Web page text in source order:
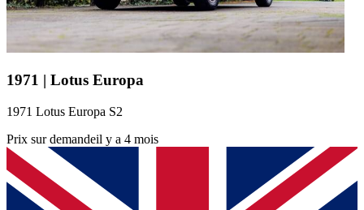
1971 | Lotus Europa
1971 Lotus Europa S2
Prix sur demandeil y a 4 mois